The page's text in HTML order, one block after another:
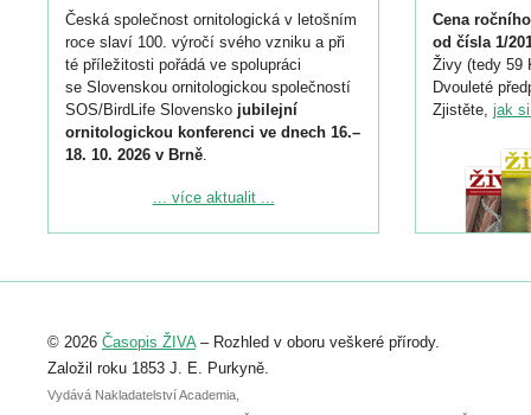
Česká společnost ornitologická v letošním
roce slaví 100. výročí svého vzniku a při
té příležitosti pořádá ve spolupráci
se Slovenskou ornitologickou společností
SOS/BirdLife Slovensko jubilejní
ornitologickou konferenci ve dnech 16.–
18. 10. 2026 v Brně.
Podrobnější informace ke konferenci
Registrovat se můžete do 6. září.
abstraktu přihlášené přednášky nebo
posteru je už 30. června.
... více aktualit ...
Cena
od čísla 1/
Živy (tedy 59
Dvouleté
Zjistěte, jak
© 2026 Časopis ŽIVA– Rozhled v oboru veškeré přírody.
Založil roku 1853 J. E. Purkyně.
Vydává Nakladatelství Academia,